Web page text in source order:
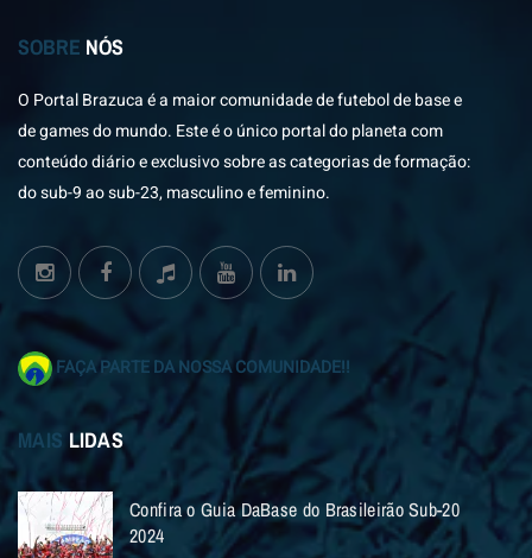
SOBRE NÓS
O Portal Brazuca é a maior comunidade de futebol de base e
de games do mundo. Este é o único portal do planeta com
conteúdo diário e exclusivo sobre as categorias de formação:
do sub-9 ao sub-23, masculino e feminino.
FAÇA PARTE DA NOSSA COMUNIDADE!!
MAIS LIDAS
Confira o Guia DaBase do Brasileirão Sub-20
2024